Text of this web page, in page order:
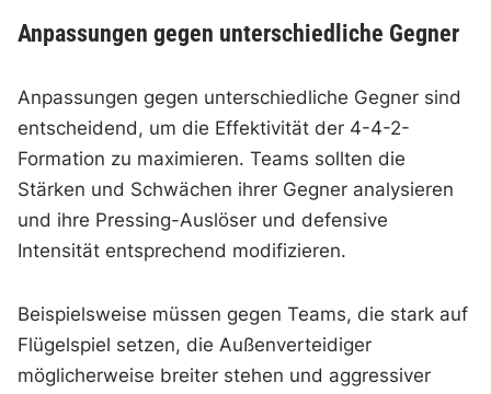
Anpassungen gegen unterschiedliche Gegner
Anpassungen gegen unterschiedliche Gegner sind
entscheidend, um die Effektivität der 4-4-2-
Formation zu maximieren. Teams sollten die
Stärken und Schwächen ihrer Gegner analysieren
und ihre Pressing-Auslöser und defensive
Intensität entsprechend modifizieren.
Beispielsweise müssen gegen Teams, die stark auf
Flügelspiel setzen, die Außenverteidiger
möglicherweise breiter stehen und aggressiver